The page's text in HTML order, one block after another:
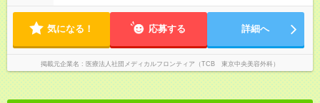
さ：6ヶ月 ※ 雇用形態と給与に、本採用時と異なる部分がありま
す。 雇用形態：中途採用（契約社員） 給与：月給 260,000円以
（クリニックにより9:00~18:00or10:00~19:00勤務） 【残業ほ
ィナーの予定を入れたり、お買い物、ピラティスのレッスンな
境です。
気になる！ 応募する 詳細へ
掲載元企業名 医療法人社団メディカルフロンティア（TCB 東京中央美容外科）